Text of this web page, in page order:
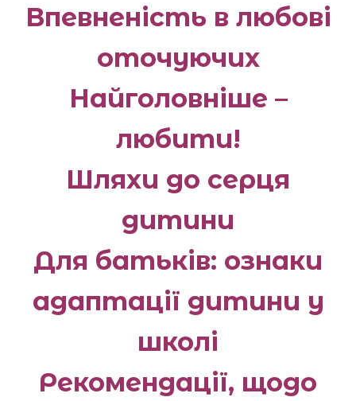
Впевненість в любові
оточуючих
Найголовніше –
любити!
Шляхи до серця
дитини
Для батьків: ознаки
адаптації дитини у
школі
Рекомендації, щодо